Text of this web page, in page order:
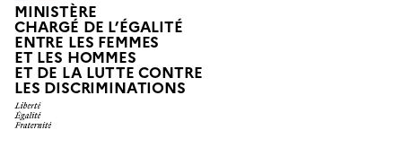
MINISTÈRE
CHARGÉ DE L’ÉGALITÉ
ENTRE LES FEMMES
ET LES HOMMES
ET DE LA LUTTE CONTRE
LES DISCRIMINATIONS